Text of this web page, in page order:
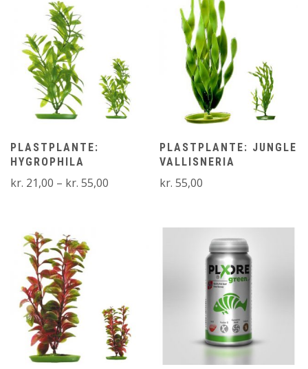
PLASTPLANTE:
HYGROPHILA
kr. 21,00 – kr. 55,00 Prisinterval:
PLASTPLANTE: JUNGLE
VALLISNERIA
kr. 55,00